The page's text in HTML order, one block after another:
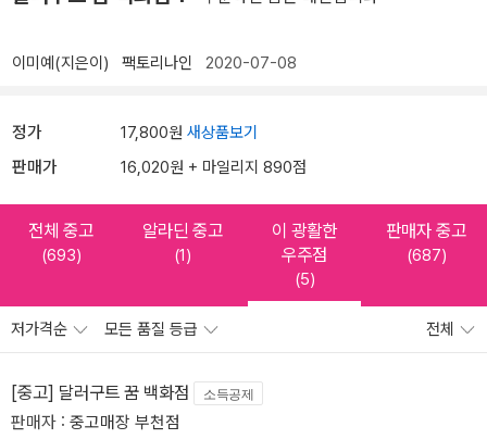
이미예(지은이) 팩토리나인 2020-07-08
정가 17,800원 새상품보기
판매가 16,020원 + 마일리지 890점
전체 중고
(693)
알라딘 중고
(1)
이 광활한
우주점
(5)
판매자 중고
(687)
저가격순 모든 품질 등급 전체
[중고] 달러구트 꿈 백화점 소득공제
판매자 : 중고매장 부천점